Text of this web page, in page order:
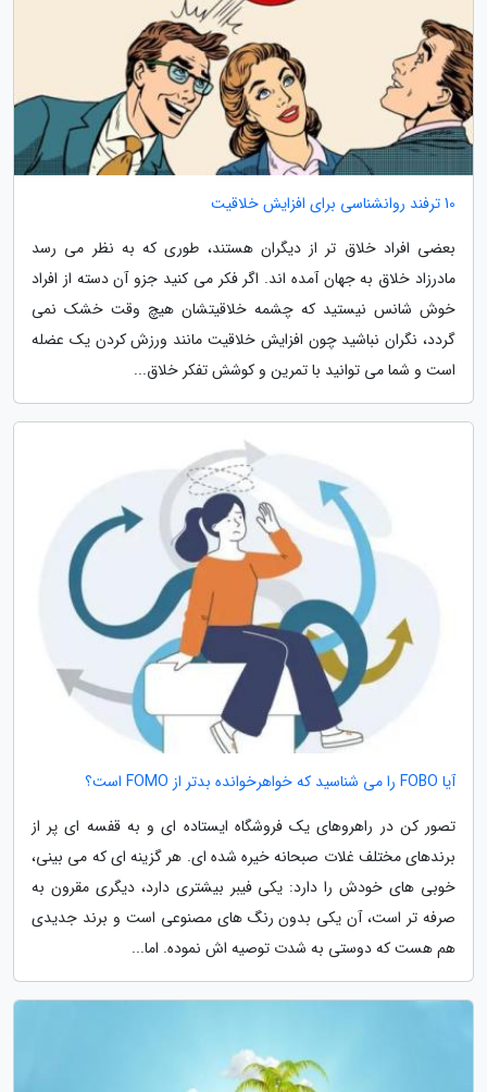
10 ترفند روانشناسی برای افزایش خلاقیت
بعضی افراد خلاق تر از دیگران هستند، طوری که به نظر می رسد
مادرزاد خلاق به جهان آمده اند. اگر فکر می کنید جزو آن دسته از افراد
خوش شانس نیستید که چشمه خلاقیتشان هیچ وقت خشک نمی
گردد، نگران نباشید چون افزایش خلاقیت مانند ورزش کردن یک عضله
است و شما می توانید با تمرین و کوشش تفکر خلاق...
آیا FOBO را می شناسید که خواهرخوانده بدتر از FOMO است؟
تصور کن در راهروهای یک فروشگاه ایستاده ای و به قفسه ای پر از
برندهای مختلف غلات صبحانه خیره شده ای. هر گزینه ای که می بینی،
خوبی های خودش را دارد: یکی فیبر بیشتری دارد، دیگری مقرون به
صرفه تر است، آن یکی بدون رنگ های مصنوعی است و برند جدیدی
هم هست که دوستی به شدت توصیه اش نموده. اما...